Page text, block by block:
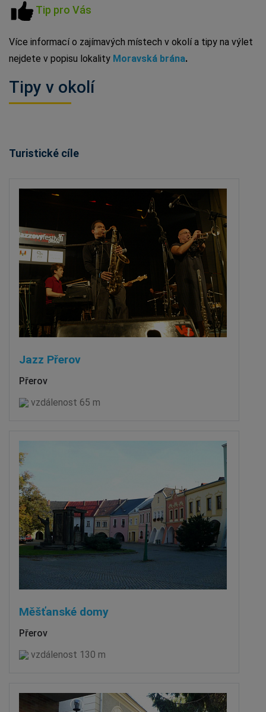
Tip pro Vás
Více informací o zajímavých místech v okolí a tipy na výlet
nejdete v popisu lokality Moravská brána.
Tipy v okolí
Turistické cíle
Jazz Přerov
Přerov
vzdálenost 65 m
Měšťanské domy
Přerov
vzdálenost 130 m